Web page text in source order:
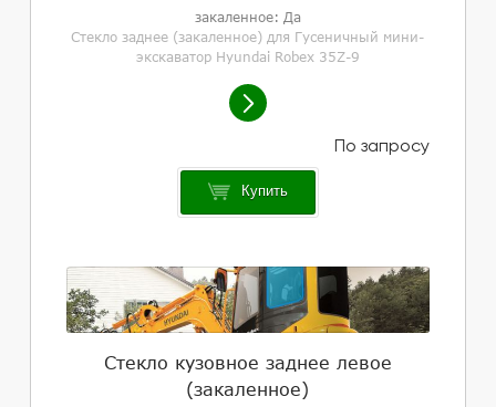
закаленное: Да
Стекло заднее (закаленное) для Гусеничный мини-
экскаватор Hyundai Robex 35Z-9
Купить
Стекло кузовное заднее левое
(закаленное)